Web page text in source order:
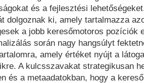
és a fejlesztési
dolgoznak ki, amely tartalmazza
a jobb keresőmotoros pozíciók
során nagy hangsúlyt
amely értéket nyújt a
A kulcsszavakat strategikusan
és a metaadatokban, hogy a